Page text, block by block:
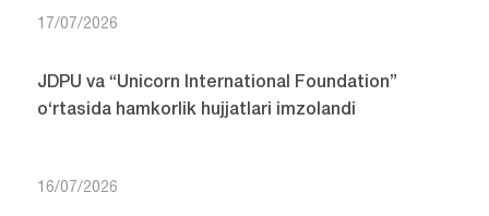
17/07/2026
JDPU va “Unicorn International Foundation”
o‘rtasida hamkorlik hujjatlari imzolandi
16/07/2026